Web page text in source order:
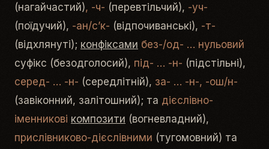
(нагайчастий), -ч- (перевтільчий), -уч-
(поїдучий), -ан/с’к- (відпочиванські), -т-
(відхлянуті); конфіксами без-/од- … нульовий
суфікс (безодголосий), під- … -н- (підстільні),
серед- … -н- (середлітній), за- … -н-, -ош/н-
(завіконний, залітошний); та дієслівно-
іменникові композити (вогневладний),
прислівниково-дієслівними (тугомовний) та